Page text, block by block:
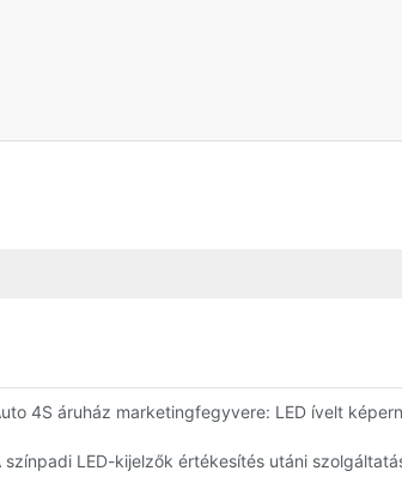
rendszer nagy fényerejű beltéri LED-
4S áruház marketingfegyvere: LED ívelt
színpadi LED-kijelzők értékesítés utáni